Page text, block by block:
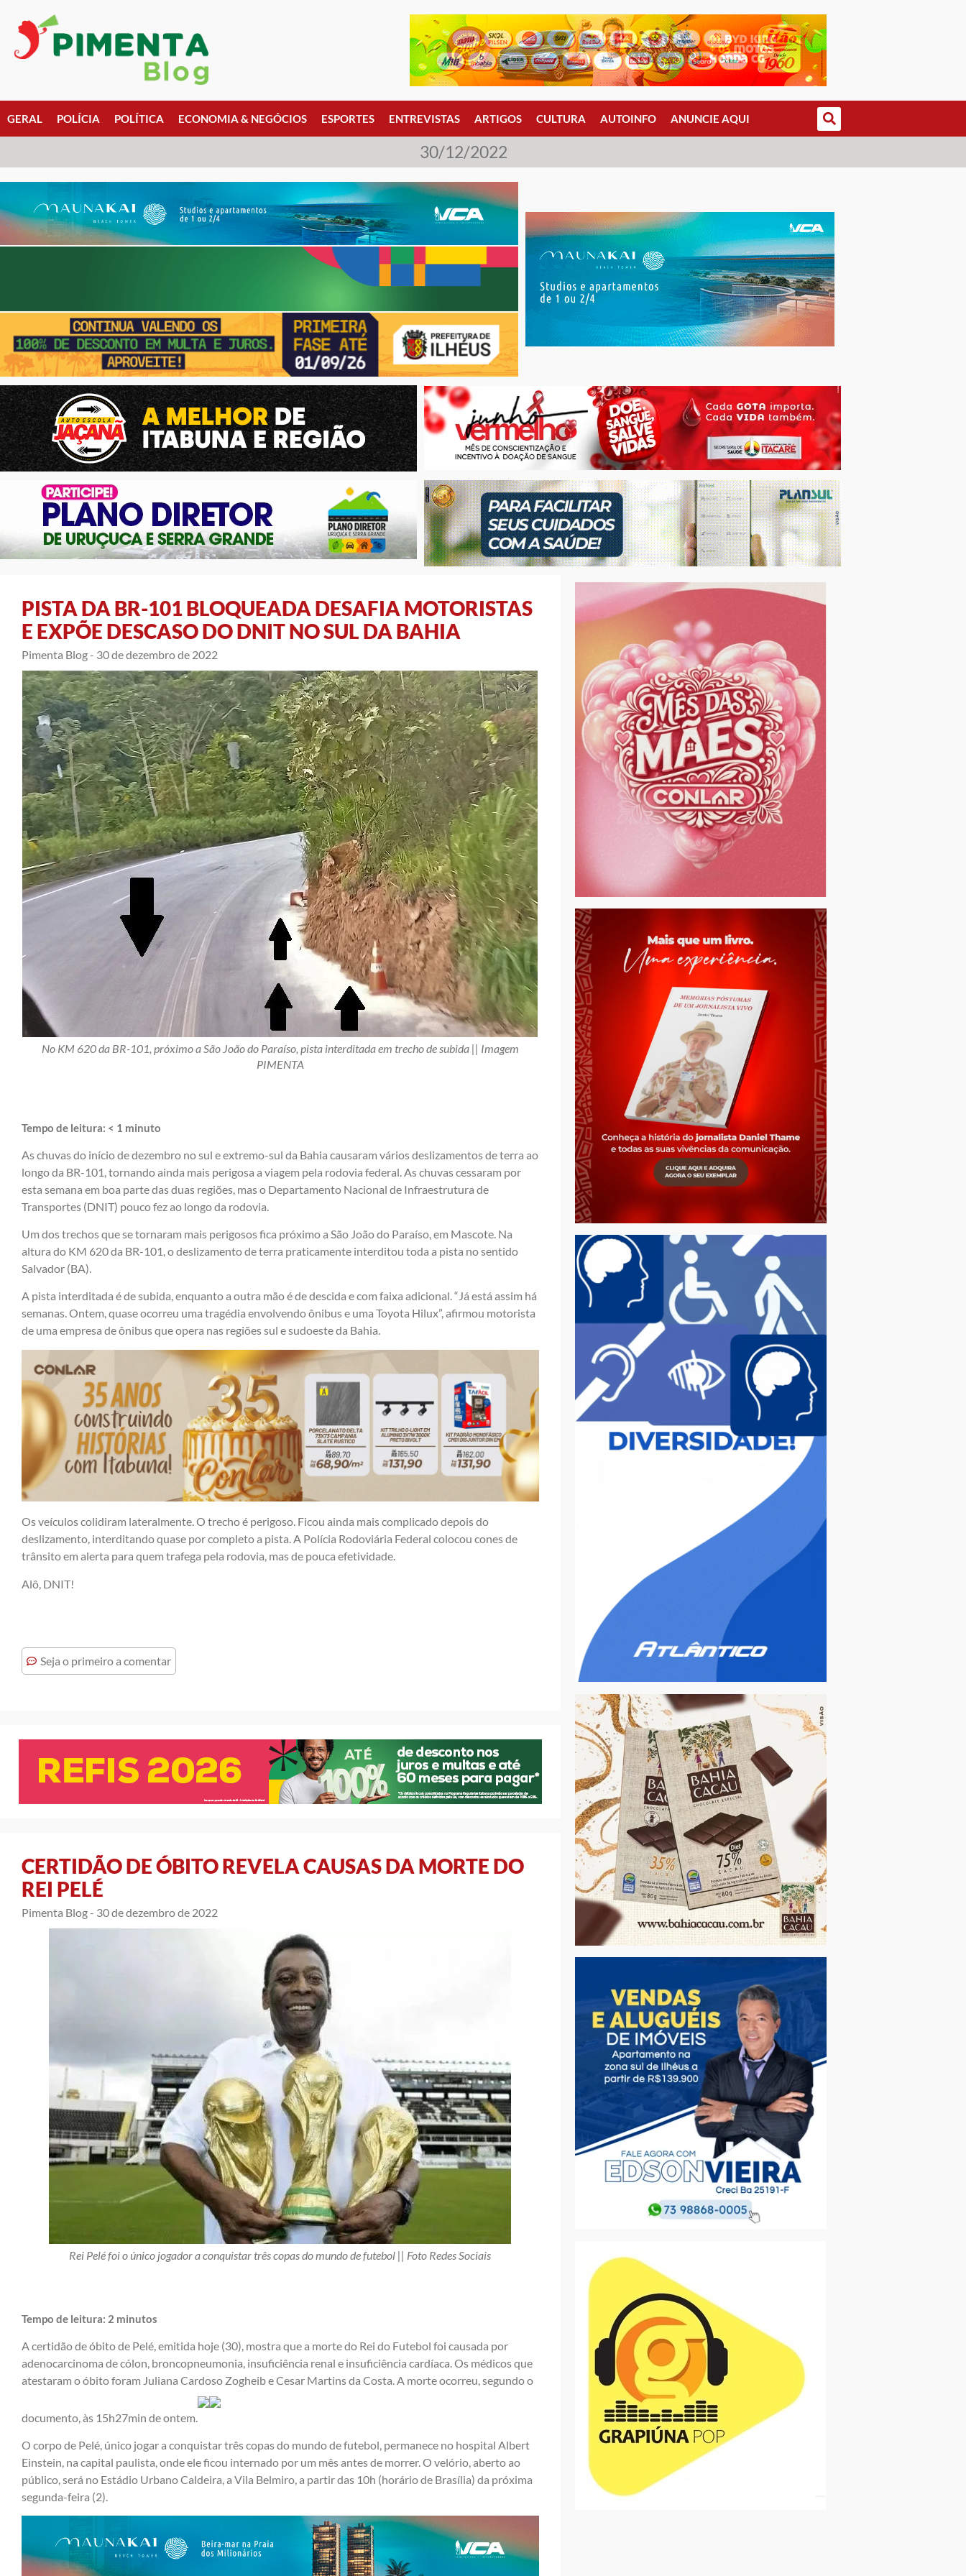
GERAL POLÍCIA POLÍTICA ECONOMIA & NEGÓCIOS ESPORTES ENTREVISTAS ARTIGOS CULTURA AUTOINFO ANUNCIE AQUI
30/12/2022
PISTA DA BR-101 BLOQUEADA DESAFIA MOTORISTAS
E EXPÕE DESCASO DO DNIT NO SUL DA BAHIA
Pimenta Blog - 30 de dezembro de 2022
No KM 620 da BR-101, próximo a São João do Paraíso, pista interditada em trecho de subida || Imagem
PIMENTA
Tempo de leitura: < 1 minuto
As chuvas do início de dezembro no sul e extremo-sul da Bahia causaram vários deslizamentos de terra ao
longo da BR-101, tornando ainda mais perigosa a viagem pela rodovia federal. As chuvas cessaram por
esta semana em boa parte das duas regiões, mas o Departamento Nacional de Infraestrutura de
Transportes (DNIT) pouco fez ao longo da rodovia.
Um dos trechos que se tornaram mais perigosos fica próximo a São João do Paraíso, em Mascote. Na
altura do KM 620 da BR-101, o deslizamento de terra praticamente interditou toda a pista no sentido
Salvador (BA).
A pista interditada é de subida, enquanto a outra mão é de descida e com faixa adicional. “Já está assim há
semanas. Ontem, quase ocorreu uma tragédia envolvendo ônibus e uma Toyota Hilux”, afirmou motorista
de uma empresa de ônibus que opera nas regiões sul e sudoeste da Bahia.
Os veículos colidiram lateralmente. O trecho é perigoso. Ficou ainda mais complicado depois do
deslizamento, interditando quase por completo a pista. A Polícia Rodoviária Federal colocou cones de
trânsito em alerta para quem trafega pela rodovia, mas de pouca efetividade.
Alô, DNIT!
Seja o primeiro a comentar
CERTIDÃO DE ÓBITO REVELA CAUSAS DA MORTE DO
REI PELÉ
Pimenta Blog - 30 de dezembro de 2022
Rei Pelé foi o único jogador a conquistar três copas do mundo de futebol || Foto Redes Sociais
Tempo de leitura: 2 minutos
A certidão de óbito de Pelé, emitida hoje (30), mostra que a morte do Rei do Futebol foi causada por
adenocarcinoma de cólon, broncopneumonia, insuficiência renal e insuficiência cardíaca. Os médicos que
atestaram o óbito foram Juliana Cardoso Zogheib e Cesar Martins da Costa. A morte ocorreu, segundo o
documento, às 15h27min de ontem.
O corpo de Pelé, único jogar a conquistar três copas do mundo de futebol, permanece no hospital Albert
Einstein, na capital paulista, onde ele ficou internado por um mês antes de morrer. O velório, aberto ao
público, será no Estádio Urbano Caldeira, a Vila Belmiro, a partir das 10h (horário de Brasília) da próxima
segunda-feira (2).